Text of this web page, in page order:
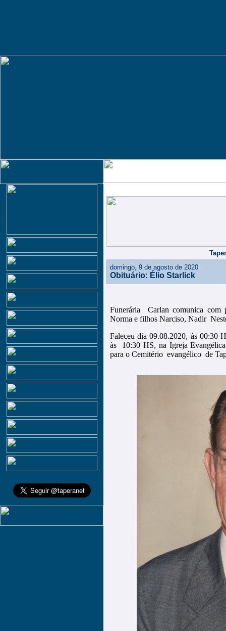
domingo, 9 de agosto de 2020
Obituário: Élio Starlick
Funerária Carlan comunica
Norma e filhos Narciso, Nadir
Faleceu dia 09.08.2020, às 00:30
às 10:30 HS, na Igreja
para o Cemitério evangélico de